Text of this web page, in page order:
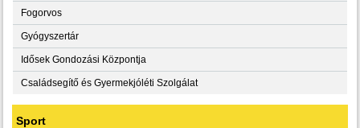
Fogorvos
Gyógyszertár
Idősek Gondozási Központja
Családsegítő és Gyermekjóléti Szolgálat
Sport